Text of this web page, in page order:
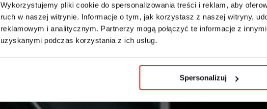
Wykorzystujemy pliki cookie do spersonalizowania treści i reklam, aby
ruch w naszej witrynie. Informacje o tym, jak korzystasz z naszej witryny,
reklamowym i analitycznym. Partnerzy mogą połączyć te informacje z
uzyskanymi podczas korzystania z ich usług.
Spersonalizuj